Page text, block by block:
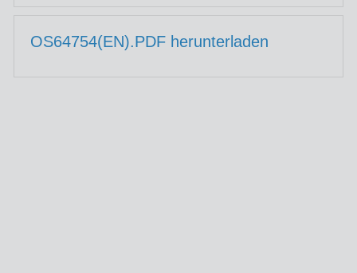
OS64754(EN).PDF herunterladen